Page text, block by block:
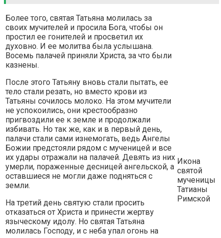
Более того, святая Татьяна молилась за
своих мучителей и просила Бога, чтобы он
простил ее гонителей и просветил их
духовно. И ее молитва была услышана.
Восемь палачей приняли Христа, за что были
казнены.
После этого Татьяну вновь стали пытать, ее
тело стали резать, но вместо крови из
Татьяны сочилось молоко. На этом мучители
не успокоились, они крестообразно
пригвоздили ее к земле и продолжали
избивать. Но так же, как и в первый день,
палачи стали сами изнемогать, ведь Ангелы
Божии предстояли рядом с мученицей и все
их удары отражали на палачей. Девять из них
умерли, пораженные десницей ангельской, а
оставшиеся не могли даже подняться с
земли.
На третий день святую стали просить
отказаться от Христа и принести жертву
языческому идолу. Но святая Татьяна
молилась Господу, и с неба упал огонь на
Икона
святой
мученицы
Татианы
Римской